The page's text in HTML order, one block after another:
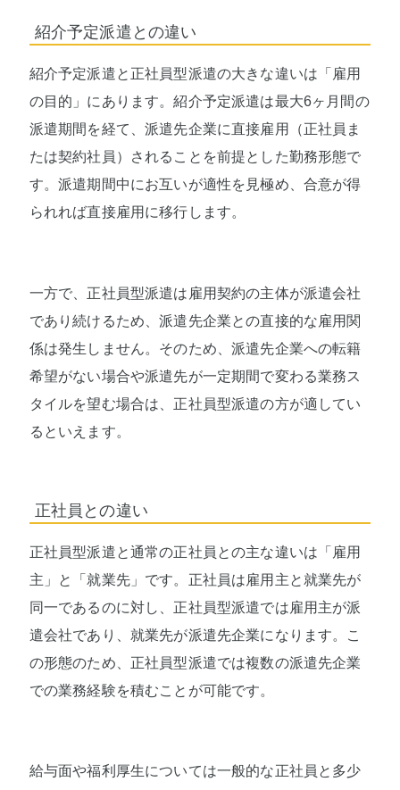
紹介予定派遣との違い
紹介予定派遣と正社員型派遣の大きな違いは「雇用
の目的」にあります。紹介予定派遣は最大6ヶ月間の
派遣期間を経て、派遣先企業に直接雇用（正社員ま
たは契約社員）されることを前提とした勤務形態で
す。派遣期間中にお互いが適性を見極め、合意が得
られれば直接雇用に移行します。
一方で、正社員型派遣は雇用契約の主体が派遣会社
であり続けるため、派遣先企業との直接的な雇用関
係は発生しません。そのため、派遣先企業への転籍
希望がない場合や派遣先が一定期間で変わる業務ス
タイルを望む場合は、正社員型派遣の方が適してい
るといえます。
正社員との違い
正社員型派遣と通常の正社員との主な違いは「雇用
主」と「就業先」です。正社員は雇用主と就業先が
同一であるのに対し、正社員型派遣では雇用主が派
遣会社であり、就業先が派遣先企業になります。こ
の形態のため、正社員型派遣では複数の派遣先企業
での業務経験を積むことが可能です。
給与面や福利厚生については一般的な正社員と多少